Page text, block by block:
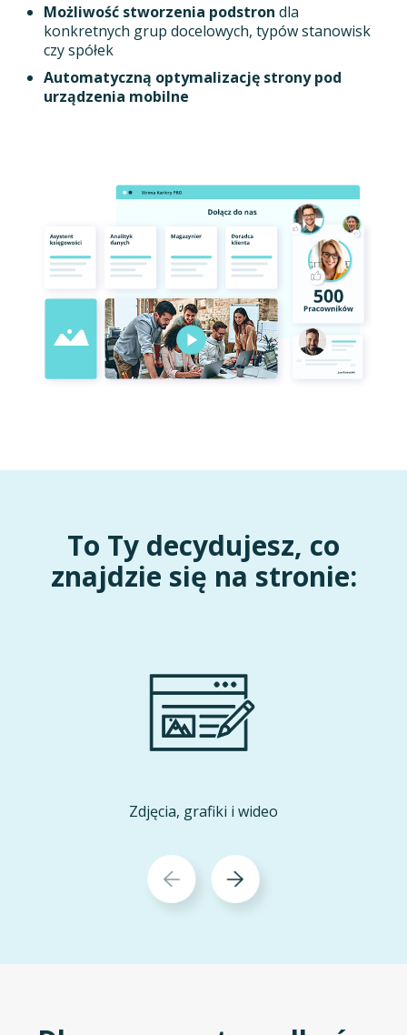
Możliwość stworzenia podstron dla
konkretnych grup docelowych, typów stanowisk
czy spółek
Automatyczną optymalizację strony pod
urządzenia mobilne
To Ty decydujesz, co
znajdzie się na stronie:
Zdjęcia, grafiki i wideo